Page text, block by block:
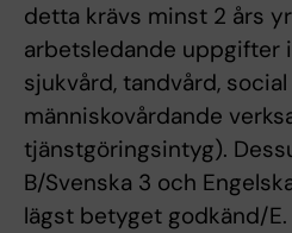
detta krävs minst 2 års
arbetsledande uppgifter
sjukvård, tandvård,
människovårdande
tjänstgöringsintyg).
B/Svenska 3 och
lägst betyget godkänd/E.